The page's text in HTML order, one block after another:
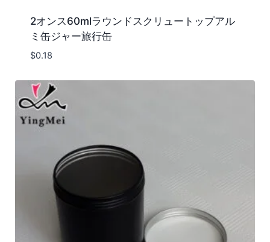
2オンス60mlラウンドスクリュートップアル
ミ缶ジャー旅行缶
$0.18